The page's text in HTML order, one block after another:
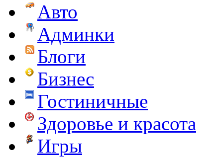
Авто
Админки
Блоги
Бизнес
Гостиничные
Здоровье и красота
Игры